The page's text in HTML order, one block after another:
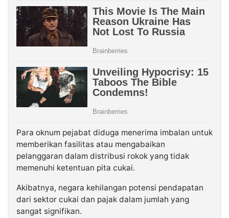
Para oknum pejabat diduga menerima imbalan untuk
memberikan fasilitas atau mengabaikan
pelanggaran dalam distribusi rokok yang tidak
memenuhi ketentuan pita cukai.
Akibatnya, negara kehilangan potensi pendapatan
dari sektor cukai dan pajak dalam jumlah yang
sangat signifikan.